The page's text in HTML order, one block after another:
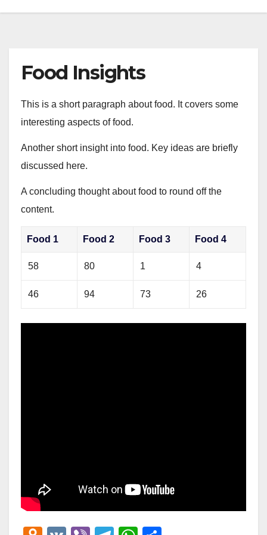
Food Insights
This is a short paragraph about food. It covers some
interesting aspects of food.
Another short insight into food. Key ideas are briefly
discussed here.
A concluding thought about food to round off the
content.
Food 1 Food 2 Food 3 Food 4
58 80 1 4
46 94 73 26